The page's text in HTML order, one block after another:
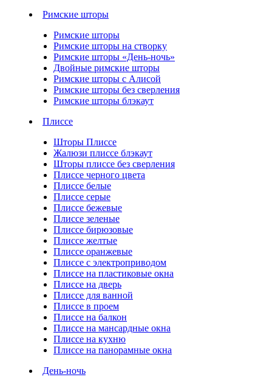
Римские шторы
Римские шторы
Римские шторы на створку
Римские шторы «День-ночь»
Двойные римские шторы
Римские шторы с Алисой
Римские шторы без сверления
Римские шторы блэкаут
Плиссе
Шторы Плиссе
Жалюзи плиссе блэкаут
Шторы плиссе без сверления
Плиссе черного цвета
Плиссе белые
Плиссе серые
Плиссе бежевые
Плиссе зеленые
Плиссе бирюзовые
Плиссе желтые
Плиссе оранжевые
Плиссе с электроприводом
Плиссе на пластиковые окна
Плиссе на дверь
Плиссе для ванной
Плиссе в проем
Плиссе на балкон
Плиссе на мансардные окна
Плиссе на кухню
Плиссе на панорамные окна
День-ночь